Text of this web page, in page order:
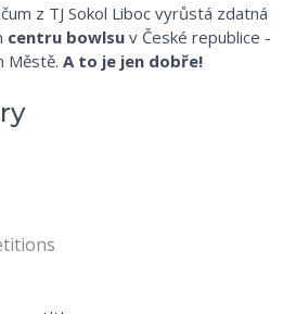
z TJ Sokol Liboc vyrůstá zdatná
centru bowlsu v České republice -
Městě. A to je jen dobře!